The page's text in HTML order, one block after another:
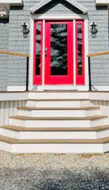
5/5, 14